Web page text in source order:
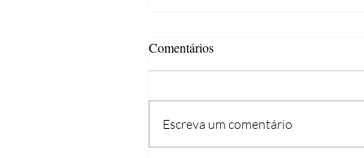
Semifrio de morango
Comentários
Escreva um comentário